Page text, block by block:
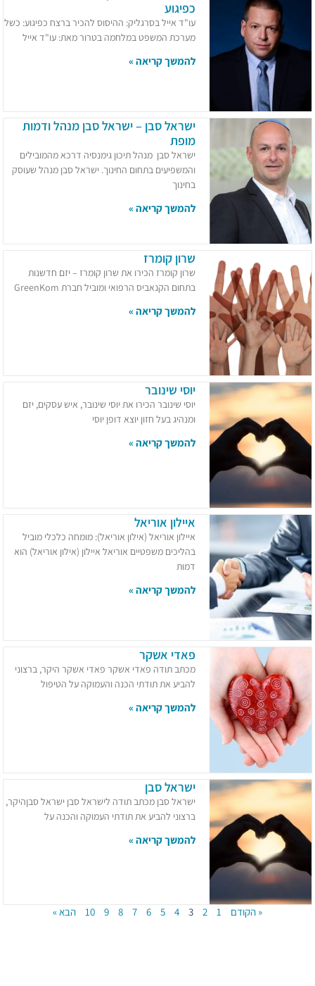
כפיגוע
עו"ד אייל בסרגליק: ההיסוס להכיר ברצח כפיגוע: כשל
מערכת המשפט במלחמה בטרור מאת: עו"ד אייל
להמשך קריאה »
ישראל סבן – ישראל סבן מנהל ודמות
מופת
ישראל סבן מנהל תיכון גימנסיה דרכא מהמובילים
והמשפיעים בתחום החינוך. ישראל סבן מנהל שעוסק
בחינוך
להמשך קריאה »
שרון קומרז
שרון קומרז הכירו את שרון קומרז – יזם חדשנות
בתחום הקנאביס הרפואי ומוביל חברת GreenKom
להמשך קריאה »
יוסי שינובר
יוסי שינובר הכירו את יוסי שינובר, איש עסקים, יזם
ומנהיג בעל חזון יוצא דופן יוסי
להמשך קריאה »
איילון אוריאל
איילון אוריאל (אילון אוריאל): מומחה כלכלי מוביל
בהליכים משפטיים אוריאל איילון (אילון אוריאל) הוא
דמות
להמשך קריאה »
פאדי אשקר
מכתב תודה פאדי אשקר פאדי אשקר היקר, ברצוני
להביע את תודתי הכנה והעמוקה על הטיפול
להמשך קריאה »
ישראל סבן
ישראל סבן מכתב תודה לישראל סבן ישראל סבןהיקר,
ברצוני להביע את תודתי העמוקה והכנה על
להמשך קריאה »
« הקודם 1
2
3
4
5
6
7
8
9
10 הבא »